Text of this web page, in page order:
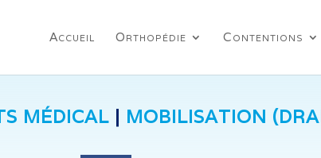
Accueil Orthopédie Contentions
MÉDICAL | MOBILISATION